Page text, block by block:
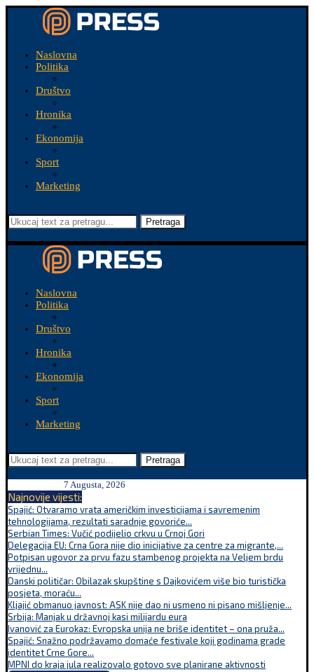
Naslovna
Politika
Društvo
Hronika
Ekonomija
Sport
Marketing
Pretraga
Naslovna
Politika
Društvo
Hronika
Ekonomija
Sport
Marketing
Pretraga
7 Augusta, 2026
Najnovije vijesti:
Spajić: Otvaramo vrata američkim investicijama i savremenim
tehnologijama, rezultati saradnje govoriće...
Serbian Times: Vučić podijelio crkvu u Crnoj Gori
Delegacija EU: Crna Gora nije dio inicijative za centre za migrante,...
Potpisan ugovor za prvu fazu stambenog projekta na Veljem brdu
vrijednu...
Danski političar: Obilazak skupštine s Dajkovićem više bio turistička
posjeta, moraću...
Kljajić obmanuo javnost: ASK nije dao ni usmeno ni pisano mišljenje...
Srbija: Manjak u državnoj kasi milijardu eura
Ivanović za Eurokaz: Evropska unija ne briše identitet – ona pruža...
Spajić: Snažno podržavamo domaće festivale koji godinama grade
identitet Crne Gore...
MPNI do kraja jula realizovalo gotovo sve planirane aktivnosti